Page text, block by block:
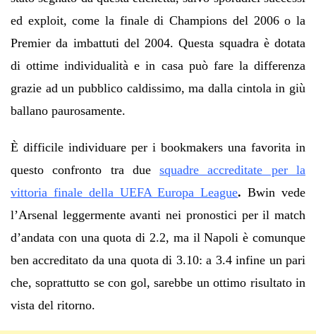
ed exploit, come la finale di Champions del 2006 o la
Premier da imbattuti del 2004. Questa squadra è dotata
di ottime individualità e in casa può fare la differenza
grazie ad un pubblico caldissimo, ma dalla cintola in giù
ballano paurosamente.
È difficile individuare per i bookmakers una favorita in
questo confronto tra duesquadre accreditate per la
vittoria finale della UEFA Europa League. Bwin vede
l’Arsenal leggermente avanti nei pronostici per il match
d’andata con una quota di 2.2, ma il Napoli è comunque
ben accreditato da una quota di 3.10: a 3.4 infine un pari
che, soprattutto se con gol, sarebbe un ottimo risultato in
vista del ritorno.